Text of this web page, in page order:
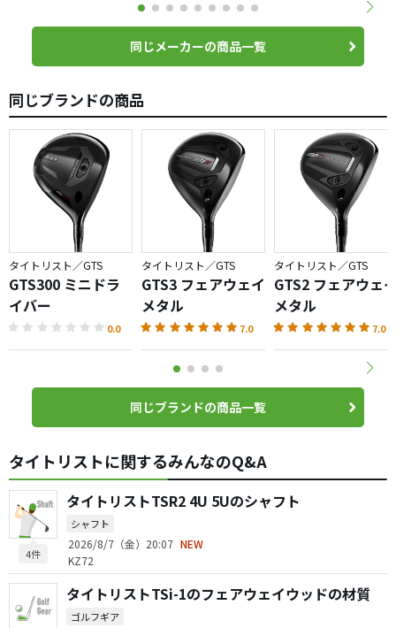
同じメーカーの商品一覧
同じブランドの商品
タイトリスト／GTS
GTS300 ミニドラ
イバー
0.0
タイトリスト／GTS
GTS3 フェアウェイ
メタル
7.0
タイトリスト／GTS
GTS2 フェアウェ
メタル
7.0
同じブランドの商品一覧
タイトリストに関するみんなのQ&A
4件
タイトリストTSR2 4U 5Uのシャフト
シャフト
2026/8/7（金）20:07 NEW
KZ72
タイトリストTSi-1のフェアウェイウッドの材質
ゴルフギア